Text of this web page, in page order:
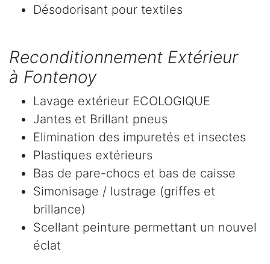
Désodorisant pour textiles
Reconditionnement Extérieur
à Fontenoy
Lavage extérieur ECOLOGIQUE
Jantes et Brillant pneus
Elimination des impuretés et insectes
Plastiques extérieurs
Bas de pare-chocs et bas de caisse
Simonisage / lustrage (griffes et
brillance)
Scellant peinture permettant un nouvel
éclat